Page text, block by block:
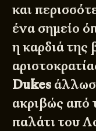
και
ένα σημείο
η καρδιά της
Dukes
ακριβώς από
παλάτι του